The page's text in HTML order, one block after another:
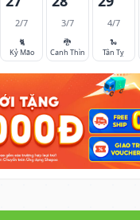
2/7
🐈
Kỷ Mão
3/7
🐉
Canh Thìn
4/7
🐍
Tân Tỵ